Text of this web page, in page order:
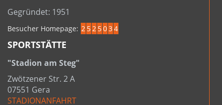
Gegründet: 1951
Besucher Homepage: 2 5 2 5034
SPORTSTÄTTE
"Stadion am Steg"
Zwötzener Str. 2 A
07551 Gera
STADIONANFAHRT